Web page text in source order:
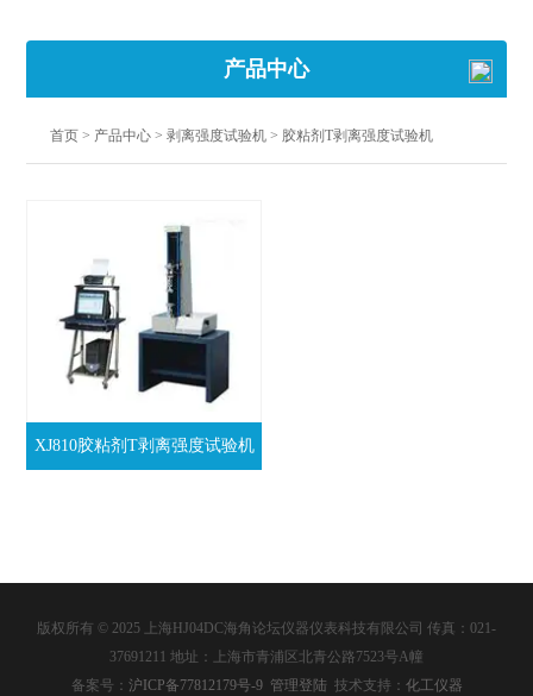
产品中心
首页 > 产品中心 >剥离强度试验机 > 胶粘剂T剥离强度试验机
XJ810胶粘剂T剥离强度试验机
版权所有 © 2025 上海HJ04DC海角论坛仪器仪表科技有限公司 传真：021-
37691211 地址：上海市青浦区北青公路7523号A幢
备案号： 沪ICP备77812179号-9 管理登陆 技术支持： 化工仪器